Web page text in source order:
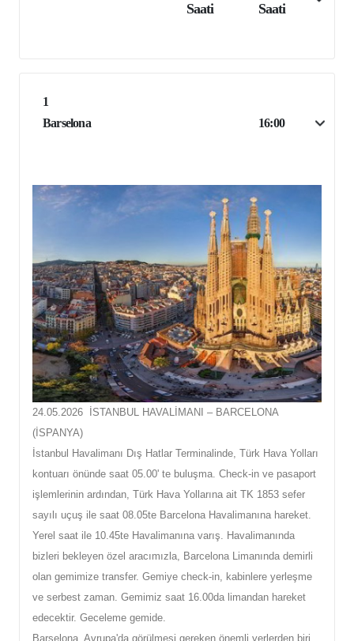
Saati
Saati
1
Barselona
16:00
24.05.2026 İSTANBUL HAVALİMANI – BARCELONA
(İSPANYA)
İstanbul Havalimanı Dış Hatlar Terminalinde, Türk Hava Yolları
kontuarı önünde saat 05.00' te buluşma. Check-in ve pasaport
işlemlerinin ardından, Türk Hava Yollarına ait TK 1853 sefer
sayılı uçuş ile saat 08.05te Barcelona Havalimanına hareket.
Yerel saat ile 10.45te Havalimanına varış. Havalimanında
bizleri bekleyen özel aracımızla, Barcelona Limanında demirli
olan gemimize transfer. Gemiye check-in, kabinlere yerleşme
ve serbest zaman. Gemimiz saat 16.00da limandan hareket
edecektir. Geceleme gemide.
Barselona, Avrupa'da görülmesi gereken önemli yerlerden biri.